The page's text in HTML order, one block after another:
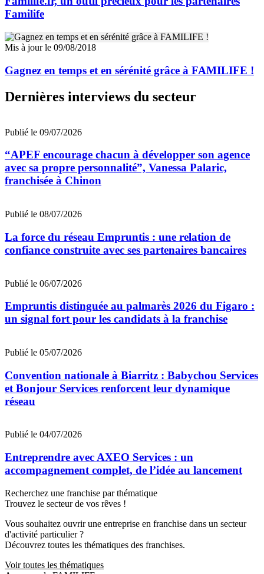
Familife
Mis à jour le 09/08/2018
Gagnez en temps et en sérénité grâce à FAMILIFE !
Dernières interviews du secteur
Publié le 09/07/2026
“APEF encourage chacun à développer son agence
avec sa propre personnalité”, Vanessa Palaric,
franchisée à Chinon
Publié le 08/07/2026
La force du réseau Empruntis : une relation de
confiance construite avec ses partenaires bancaires
Publié le 06/07/2026
Empruntis distinguée au palmarès 2026 du Figaro :
un signal fort pour les candidats à la franchise
Publié le 05/07/2026
Convention nationale à Biarritz : Babychou Services
et Bonjour Services renforcent leur dynamique
réseau
Publié le 04/07/2026
Entreprendre avec AXEO Services : un
accompagnement complet, de l’idée au lancement
Recherchez une franchise par thématique
Trouvez le secteur de vos rêves !
Vous souhaitez ouvrir une entreprise en franchise dans un secteur
d'activité particulier ?
Découvrez toutes les thématiques des franchises.
Voir toutes les thématiques